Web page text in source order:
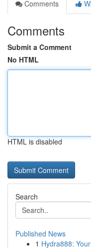
Comments
Comments
Submit a Comment
No HTML
HTML is disabled
Search
Published News
1 Hydra888: